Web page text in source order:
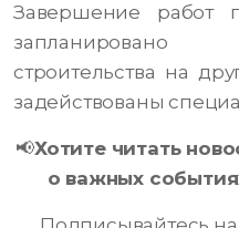
Завершение работ
строительства на
задействованы
📢Хотите читать
о важных